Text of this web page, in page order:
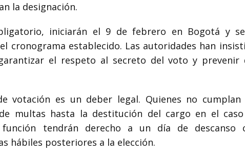
la designación.
iniciarán el 9 de febrero en Bogotá y
cronograma establecido. Las autoridades han
el respeto al secreto del voto y prevenir
votación es un deber legal. Quienes no cumplan
multas hasta la destitución del cargo en el
tendrán derecho a un día de descanso
hábiles posteriores a la elección.